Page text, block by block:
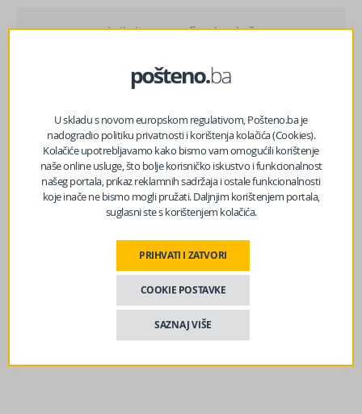
Lajkajte nas na Facebooku?
FacebookMessenger
TwitterWhatsApp
Viber Email
U skladu s novom europskom regulativom, Pošteno.ba je
nadogradio politiku privatnosti i korištenja kolačića (Cookies).
Kolačiće upotrebljavamo kako bismo vam omogućili korištenje
naše online usluge, što bolje korisničko iskustvo i funkcionalnost
našeg portala, prikaz reklamnih sadržaja i ostale funkcionalnosti
koje inače ne bismo mogli pružati. Daljnjim korištenjem portala,
suglasni ste s korištenjem kolačića.
PRIHVATI I ZATVORI
COOKIE POSTAVKE
SAZNAJ VIŠE